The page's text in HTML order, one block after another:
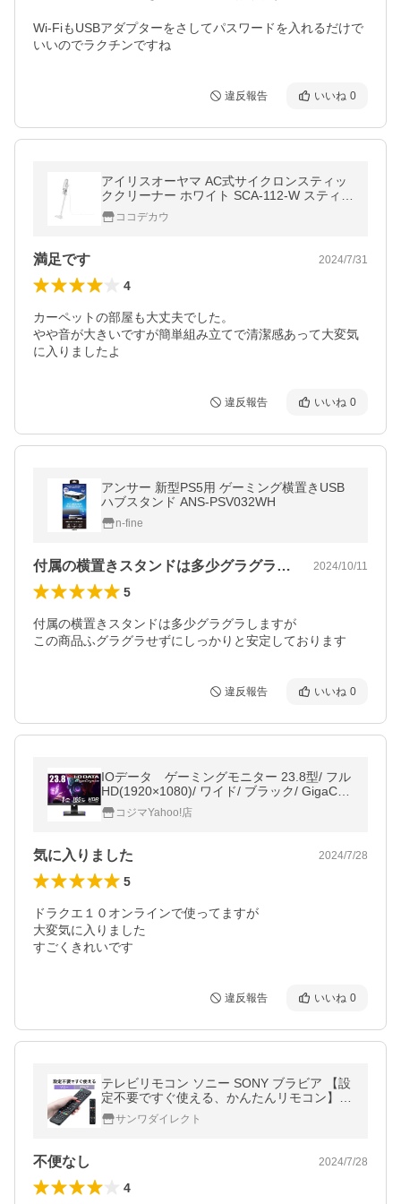
Wi-FiもUSBアダプターをさしてパスワードを入れるだけで
いいのでラクチンですね
違反報告 いいね 0
アイリスオーヤマ AC式サイクロンスティッ
ククリーナー ホワイト SCA-112-W スティ
ック掃除機 掃除機 クリーナー 生活 家事家電
ココデカウ
満足です 2024/7/31
4
カーペットの部屋も大丈夫でした。
やや音が大きいですが簡単組み立てで清潔感あって大変気
に入りましたよ
違反報告 いいね 0
アンサー 新型PS5用 ゲーミング横置きUSB
ハブスタンド ANS-PSV032WH
n-fine
付属の横置きスタンドは多少グラグラしま… 2024/10/11
5
付属の横置きスタンドは多少グラグラしますが
この商品ふグラグラせずにしっかりと安定しております
違反報告 いいね 0
IOデータ ゲーミングモニター 23.8型/ フル
HD(1920×1080)/ ワイド/ ブラック/ GigaCry
sta KH2470V-ZX
コジマYahoo!店
気に入りました 2024/7/28
5
ドラクエ１０オンラインで使ってますが
大変気に入りました
すごくきれいです
違反報告 いいね 0
テレビリモコン ソニー SONY ブラビア 【設
定不要ですぐ使える、かんたんリモコン】 T
Vリモコン 汎用リモコン 故障 壊れた 買い替
え 代用 400-TVSO
サンワダイレクト
不便なし 2024/7/28
4